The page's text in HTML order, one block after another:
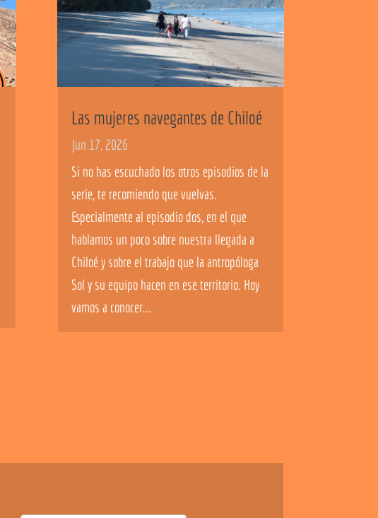
Las mujeres navegantes de Chiloé
Jun 17, 2026
Si no has escuchado los otros episodios de la
serie, te recomiendo que vuelvas.
Especialmente al episodio dos, en el que
hablamos un poco sobre nuestra llegada a
Chiloé y sobre el trabajo que la antropóloga
Sol y su equipo hacen en ese territorio. Hoy
vamos a conocer...